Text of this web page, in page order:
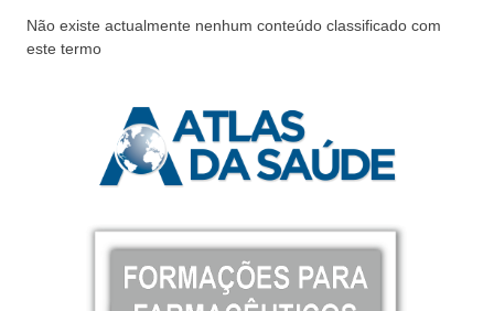
Não existe actualmente nenhum conteúdo classificado com
este termo